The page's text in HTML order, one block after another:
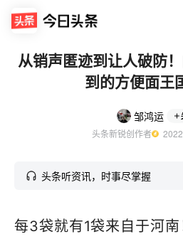
从销声匿迹到让人破防
到的方便面王
邹鸿运
头条新锐创作者
头条听资讯，时事尽掌握
每3袋就有1袋来自于河